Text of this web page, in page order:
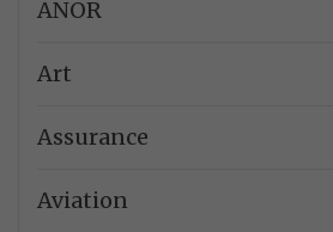
ANOR
Art
Assurance
Aviation